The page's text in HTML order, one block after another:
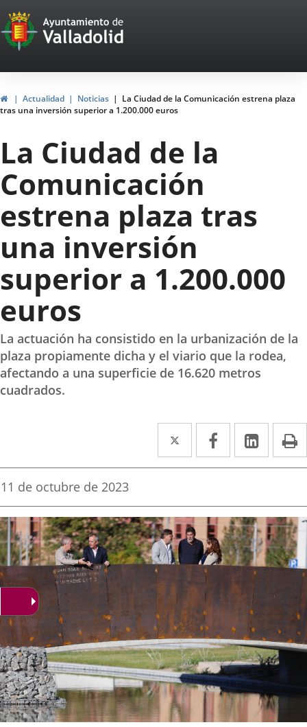
Portal
Web
del
Ayuntamiento
de
Valladolid
InicioActualidad Noticias
La Ciudad de la Comunicación estrena plaza
tras una inversión superior a 1.200.000 euros
La Ciudad de la
Comunicación
estrena plaza tras
una inversión
superior a 1.200.000
euros
La actuación ha consistido en la urbanización de la
plaza propiamente dicha y el viario que la rodea,
afectando a una superficie de 16.620 metros
cuadrados.
Twitter
Enlace
a
aplicación
externa.
Facebook
Enlace
a
aplicación
externa.
Enlace
a
Fecha
la
noticia
11 de octubre de 2023